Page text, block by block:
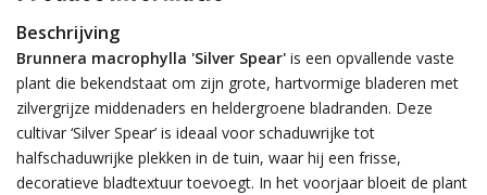
Beschrijving
Brunnera macrophylla 'Silver Spear' is een opvallende vaste
plant die bekendstaat om zijn grote, hartvormige bladeren met
zilvergrijze middenaders en heldergroene bladranden. Deze
cultivar ‘Silver Spear’ is ideaal voor schaduwrijke tot
halfschaduwrijke plekken in de tuin, waar hij een frisse,
decoratieve bladtextuur toevoegt. In het voorjaar bloeit de plant